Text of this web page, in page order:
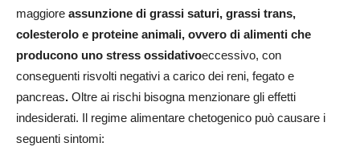
maggiore assunzione di grassi saturi, grassi trans,
colesterolo e proteine animali, ovvero di alimenti che
producono uno stress ossidativoeccessivo, con
conseguenti risvolti negativi a carico dei reni, fegato e
pancreas. Oltre ai rischi bisogna menzionare gli effetti
indesiderati. Il regime alimentare chetogenico può causare i
seguenti sintomi: